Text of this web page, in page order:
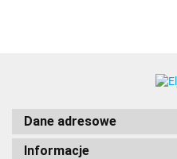
Dane adresowe
Informacje